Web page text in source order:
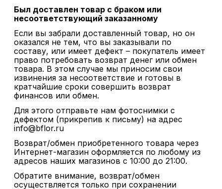
Был доставлен товар с браком или
несоответствующий заказанному
Если вы забрали доставленный товар, но он
оказался не тем, что вы заказывали по
составу, или имеет дефект – покупатель имеет
право потребовать возврат денег или обмен
товара. В этом случае мы приносим свои
извинения за несоответствие и готовы в
кратчайшие сроки совершить возврат
финансов или обмен.
Для этого отправьте нам фотоснимки с
дефектом (прикрепив к письму) на адрес
info@bflor.ru
Возврат/обмен приобретенного товара через
Интернет-магазин оформляется по любому из
адресов наших магазинов с 10:00 до 21:00.
Обратите внимание, возврат/обмен
осуществляется только при сохранении